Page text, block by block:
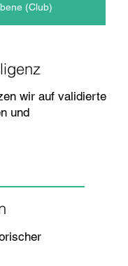
(Club)
wir auf validierte
und